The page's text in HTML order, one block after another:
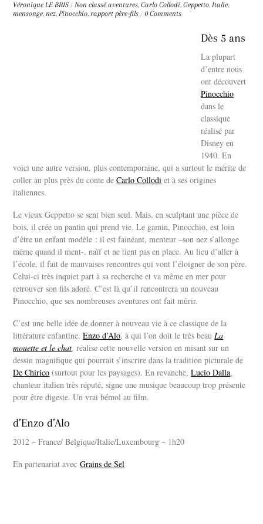
Véronique LE BRIS / Non classé aventures,Carlo Collodi,Geppetto,Italie,
mensonge,nez,Pinocchio,rapport père-fils / 0 Comments
Dès 5 ans
La plupart
d’entre nous
ont découvert
Pinocchio
dans le
classique
réalisé par
Disney en
1940. En
voici une autre version, plus contemporaine, qui a surtout le mérite de
coller au plus près du conte deCarlo Collodi et à ses origines
italiennes.
Le vieux Geppetto se sent bien seul. Mais, en sculptant une pièce de
bois, il crée un pantin qui prend vie. Le gamin, Pinocchio, est loin
d’être un enfant modèle : il est fainéant, menteur –son nez s’allonge
même quand il ment-, naïf et ne tient pas en place. Au lieu d’aller à
l’école, il fait de mauvaises rencontres qui vont l’éloigner de son père.
Celui-ci très inquiet part à sa recherche et va même en mer pour
retrouver son fils adoré. C’est là qu’il rencontrera un nouveau
Pinocchio, que ses nombreuses aventures ont fait mûrir.
C’est une belle idée de donner à nouveau vie à ce classique de la
littérature enfantine.Enzo d’Alo, à qui l’on doit le très beauLa
mouette et le chat,réalise cette nouvelle version en misant sur un
dessin magnifique qui pourrait s’inscrire dans la tradition picturale de
De Chirico (surtout pour les paysages). En revanche,Lucio Dalla,
chanteur italien très réputé, signe une musique beaucoup trop présente
pour être digeste. Un vrai bémol au film.
d’Enzo d’Alo
2012 – France/ Belgique/Italie/Luxembourg – 1h20
En partenariat avecGrains de Sel